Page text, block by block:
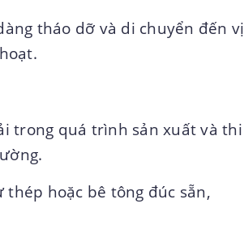
tháo dỡ và di chuyển đến vị
trong quá trình sản xuất và thi
hoặc bê tông đúc sẵn,